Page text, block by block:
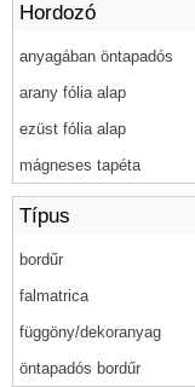
Hordozó
Típus